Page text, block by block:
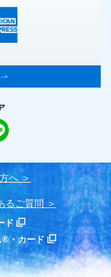
へ
るご質問
ド
®・カード